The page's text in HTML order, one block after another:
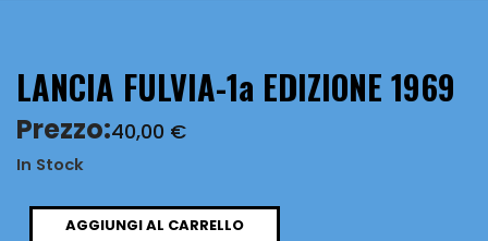
LANCIA FULVIA-1a EDIZIONE 1969
Prezzo:40,00 €
In Stock
AGGIUNGI AL CARRELLO